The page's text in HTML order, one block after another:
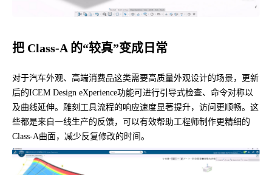
把Class-A 的“较真”变成日常
对于汽车外观、高端消费品这类需要高质量外观设计的场景，更新
后的ICEM Design eXperience功能可进行引导式检查、命令对称以
及曲线延伸。雕刻工具流程的响应速度显著提升，访问更顺畅。这
些都是来自一线生产的反馈，可以有效帮助工程师制作更精细的
Class-A曲面，减少反复修改的时间。